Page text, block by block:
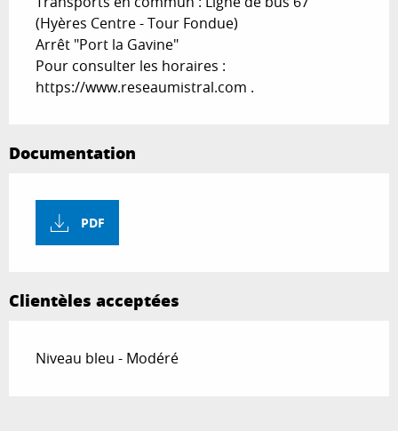
(Hyères Centre - Tour Fondue)
Arrêt "Port la Gavine"
Pour consulter les horaires :
https://www.reseaumistral.com .
Documentation
PDF
Clientèles acceptées
Niveau bleu - Modéré